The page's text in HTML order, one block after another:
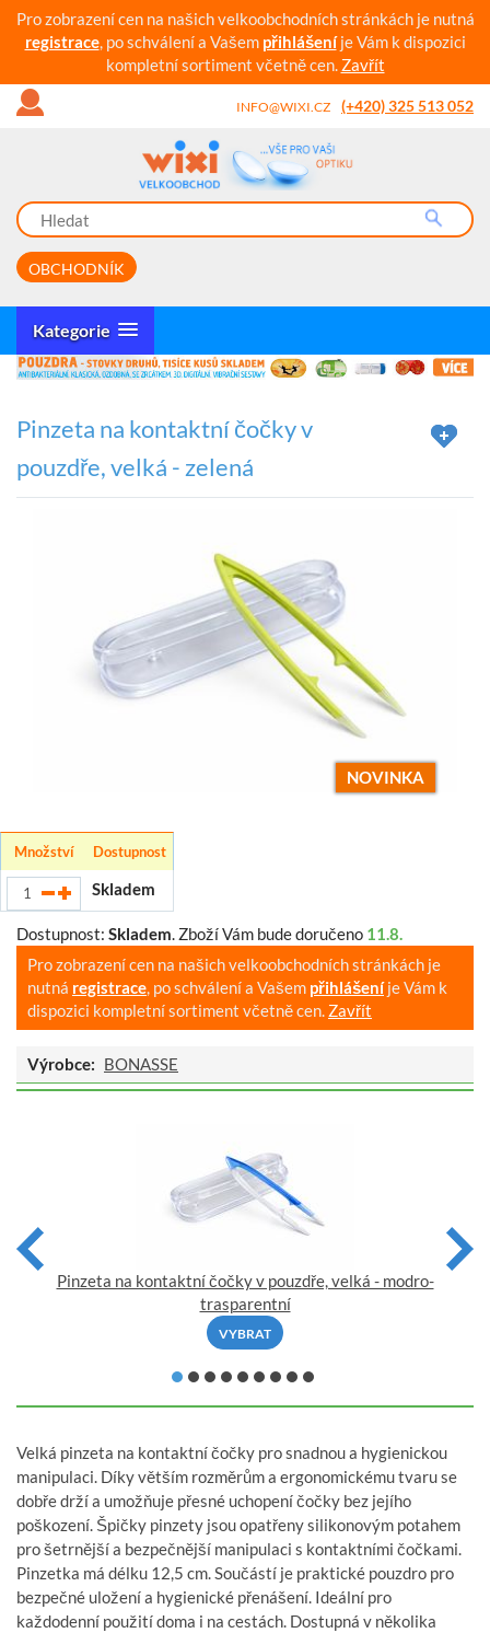
Pro zobrazení cen na našich velkoobchodních stránkách je nutná
registrace, po schválení a Vašem přihlášeníje Vám k dispozici
kompletní sortiment včetně cen. Zavřít
INFO@WIXI.CZ (+420) 325 513 052
OBCHODNÍK
Kategorie
Pinzeta na kontaktní čočky v
pouzdře, velká - zelená
NOVINKA
Množství Dostupnost
Skladem
Dostupnost: Skladem. Zboží Vám bude doručeno 11.8.
Pro zobrazení cen na našich velkoobchodních stránkách je
nutná registrace, po schválení a Vašem přihlášeníje Vám k
dispozici kompletní sortiment včetně cen. Zavřít
Výrobce: BONASSE
Pinzeta na kontaktní čočky v pouzdře, velká - modro-
trasparentní
VYBRAT
Velká pinzeta na kontaktní čočky pro snadnou a hygienickou
manipulaci. Díky větším rozměrům a ergonomickému tvaru se
dobře drží a umožňuje přesné uchopení čočky bez jejího
poškození. Špičky pinzety jsou opatřeny silikonovým potahem
pro šetrnější a bezpečnější manipulaci s kontaktními čočkami.
Pinzetka má délku 12,5 cm. Součástí je praktické pouzdro pro
bezpečné uložení a hygienické přenášení. Ideální pro
každodenní použití doma i na cestách. Dostupná v několika